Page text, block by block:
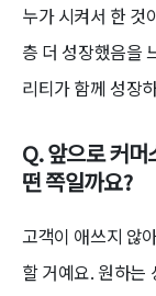
누가 시켜서 한 것
층 더 성장했음을
리티가 함께 성장
Q. 앞으로 커
떤 쪽일까요?
고객이 애쓰지 않
할 거예요. 원하는